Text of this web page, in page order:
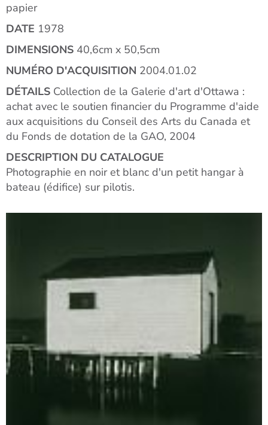
papier
DATE 1978
DIMENSIONS 40,6cm x 50,5cm
NUMÉRO D'ACQUISITION 2004.01.02
DÉTAILS Collection de la Galerie d'art d'Ottawa :
achat avec le soutien financier du Programme d'aide
aux acquisitions du Conseil des Arts du Canada et
du Fonds de dotation de la GAO, 2004
DESCRIPTION DU CATALOGUE
Photographie en noir et blanc d'un petit hangar à
bateau (édifice) sur pilotis.